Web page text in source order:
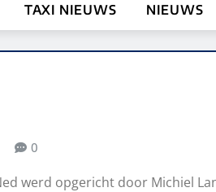
TAXI NIEUWS NIEUWS
0
werd opgericht door Michiel